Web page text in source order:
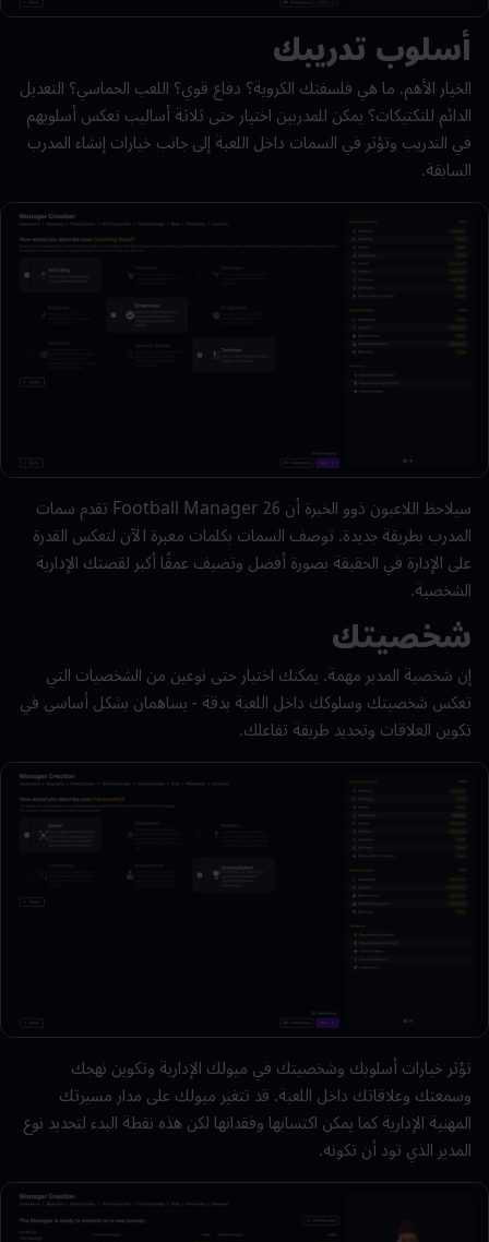
أسلوب تدريبك
الخيار الأهم. ما هي فلسفتك الكروية؟ دفاع قوي؟ اللعب الحماسي؟ التعديل
الدائم للتكتيكات؟ يمكن للمدربين اختيار حتى ثلاثة أساليب تعكس أسلوبهم
في التدريب وتؤثر في السمات داخل اللعبة إلى جانب خيارات إنشاء المدرب
السابقة.
سيلاحظ اللاعبون ذوو الخبرة أن Football Manager 26 تقدم سمات
المدرب بطريقة جديدة. توصف السمات بكلمات معبرة الآن لتعكس القدرة
على الإدارة في الحقيقة بصورة أفضل وتضيف عمقًا أكبر لقصتك الإدارية
الشخصية.
شخصيتك
إن شخصية المدير مهمة. يمكنك اختيار حتى نوعين من الشخصيات التي
تعكس شخصيتك وسلوكك داخل اللعبة بدقة - يساهمان بشكل أساسي في
تكوين العلاقات وتحديد طريقة تفاعلك.
تؤثر خيارات أسلوبك وشخصيتك في ميولك الإدارية وتكوين نهجك
وسمعتك وعلاقاتك داخل اللعبة. قد تتغير ميولك على مدار مسيرتك
المهنية الإدارية كما يمكن اكتسابها وفقدانها لكن هذه نقطة البدء لتحديد نوع
المدير الذي تود أن تكونه.